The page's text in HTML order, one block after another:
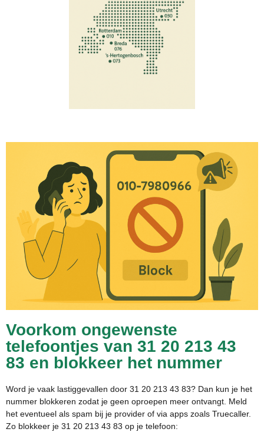
Voorkom ongewenste
telefoontjes van 31 20 213 43
83 en blokkeer het nummer
Word je vaak lastiggevallen door 31 20 213 43 83? Dan kun je het
nummer blokkeren zodat je geen oproepen meer ontvangt. Meld
het eventueel als spam bij je provider of via apps zoals Truecaller.
Zo blokkeer je 31 20 213 43 83 op je telefoon: